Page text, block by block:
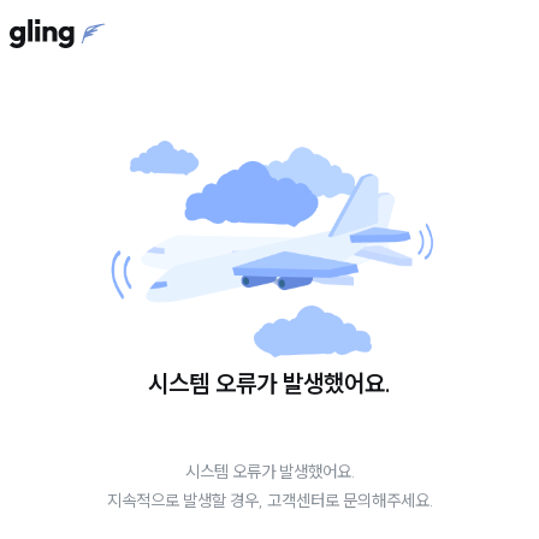
시스템 오류가 발생했어요.
시스템 오류가 발생했어요.
지속적으로 발생할 경우, 고객센터로 문의해주세요.